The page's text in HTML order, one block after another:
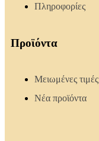
Πληροφορίες
Προϊόντα
Μειωμένες τιμές
Νέα προϊόντα